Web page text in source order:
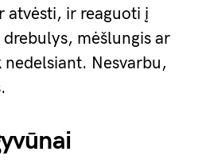
atvėsti, ir reaguoti į
mėšlungis ar
Nesvarbu,